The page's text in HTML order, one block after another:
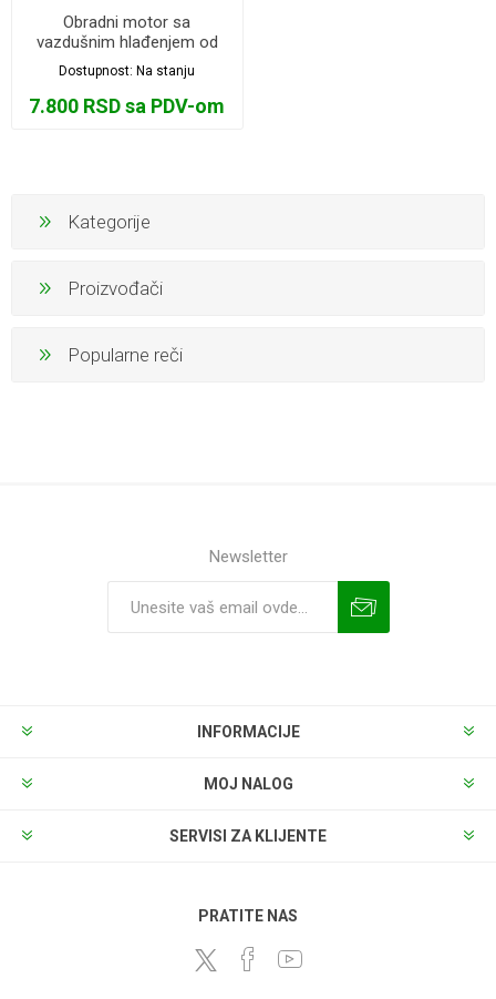
Obradni motor sa
vazdušnim hlađenjem od
345w
Dostupnost:Na stanju
7.800 RSD sa PDV-om
Kategorije
Proizvođači
Popularne reči
Newsletter
INFORMACIJE
MOJ NALOG
SERVISI ZA KLIJENTE
PRATITE NAS